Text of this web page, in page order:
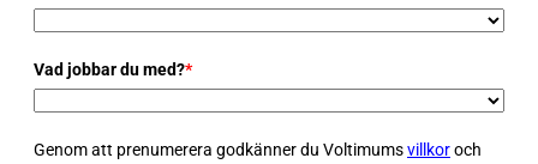
Vad jobbar du med?*
Genom att prenumerera godkänner du Voltimumsvillkoroch